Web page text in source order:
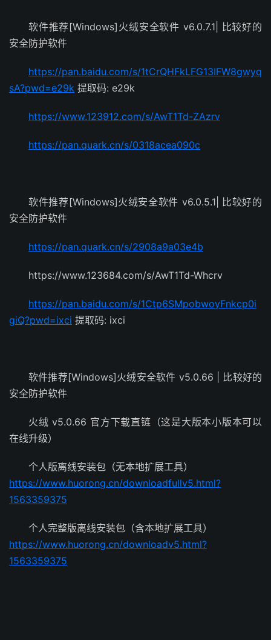
软件推荐[Windows]火绒安全软件 v6.0.7.1| 比较好的
安全防护软件
https://pan.baidu.com/s/1tCrQHFkLFG13IFW8gwyq
sA?pwd=e29k 提取码: e29k
https://www.123912.com/s/AwT1Td-ZAzrv
https://pan.quark.cn/s/0318acea090c
软件推荐[Windows]火绒安全软件 v6.0.5.1| 比较好的
安全防护软件
https://pan.quark.cn/s/2908a9a03e4b
https://www.123684.com/s/AwT1Td-Whcrv
https://pan.baidu.com/s/1Ctp6SMpobwoyFnkcp0i
giQ?pwd=ixci 提取码: ixci
软件推荐[Windows]火绒安全软件 v5.0.66 | 比较好的
安全防护软件
火绒 v5.0.66 官方下载直链（这是大版本小版本可以
在线升级）
个人版离线安装包（无本地扩展工具）
https://www.huorong.cn/downloadfullv5.html?
1563359375
个人完整版离线安装包（含本地扩展工具）
https://www.huorong.cn/downloadv5.html?
1563359375